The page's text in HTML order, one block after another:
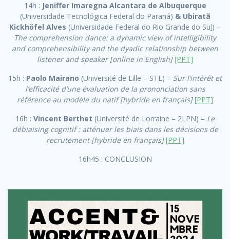
14h : Jeniffer Imaregna Alcantara de Albuquerque
(Universidade Tecnológica Federal do Paraná) & Ubiratã
Kickhöfel Alves (Universidade Federal do Rio Grande do Sul) –
The comprehension dance: a dynamic view of intelligibility
and comprehensibility and the dyadic relationship between
listener and speaker [online in English] [PPT]
15h : Paolo Mairano (Université de Lille – STL) – Sur l’intérêt et
l’efficacité d’une évaluation de la prononciation sans
référence au modèle du natif [hybride en français] [PPT]
16h : Vincent Berthet (Université de Lorraine – 2LPN) – Le
débiaising cognitif : atténuer les biais dans les décisions de
recrutement [hybride en français] [PPT]
16h45 : CONCLUSION